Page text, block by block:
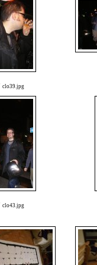
clo39.jpg
clo43.jpg